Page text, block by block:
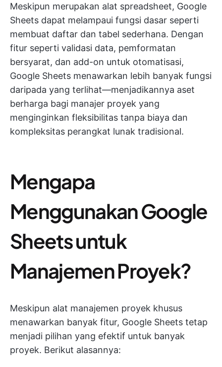
Meskipun merupakan alat spreadsheet, Google
Sheets dapat melampaui fungsi dasar seperti
membuat daftar dan tabel sederhana. Dengan
fitur seperti validasi data, pemformatan
bersyarat, dan add-on untuk otomatisasi,
Google Sheets menawarkan lebih banyak fungsi
daripada yang terlihat—menjadikannya aset
berharga bagi manajer proyek yang
menginginkan fleksibilitas tanpa biaya dan
kompleksitas perangkat lunak tradisional.
Mengapa
Menggunakan Google
Sheets untuk
Manajemen Proyek?
Meskipun alat manajemen proyek khusus
menawarkan banyak fitur, Google Sheets tetap
menjadi pilihan yang efektif untuk banyak
proyek. Berikut alasannya: